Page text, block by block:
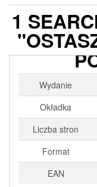
1
2018-
Wydanie
Okładka
Liczba stron
Format
EAN